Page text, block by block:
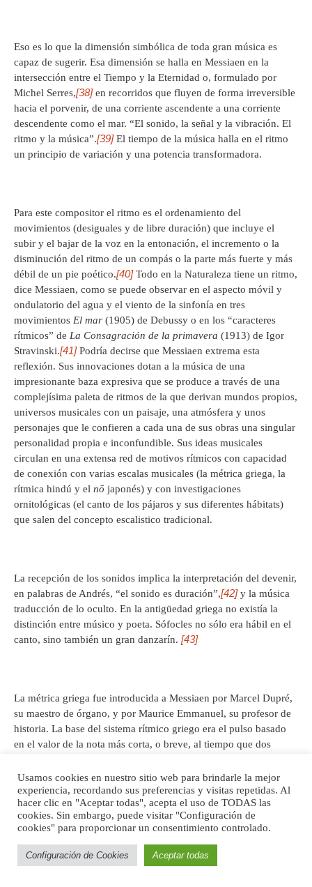
Eso es lo que la dimensión simbólica de toda gran música es
capaz de sugerir. Esa dimensión se halla en Messiaen en la
intersección entre el Tiempo y la Eternidad o, formulado por
Michel Serres,[38]en recorridos que fluyen de forma irreversible
hacia el porvenir, de una corriente ascendente a una corriente
descendente como el mar. “El sonido, la señal y la vibración. El
ritmo y la música”.[39]El tiempo de la música halla en el ritmo
un principio de variación y una potencia transformadora.
Para este compositor el ritmo es el ordenamiento del
movimientos (desiguales y de libre duración) que incluye el
subir y el bajar de la voz en la entonación, el incremento o la
disminución del ritmo de un compás o la parte más fuerte y más
débil de un pie poético.[40]Todo en la Naturaleza tiene un ritmo,
dice Messiaen, como se puede observar en el aspecto móvil y
ondulatorio del agua y el viento de la sinfonía en tres
movimientos El mar (1905) de Debussy o en los “caracteres
rítmicos” de La Consagración de la primavera (1913) de Igor
Stravinski.[41]Podría decirse que Messiaen extrema esta
reflexión. Sus innovaciones dotan a la música de una
impresionante baza expresiva que se produce a través de una
complejísima paleta de ritmos de la que derivan mundos propios,
universos musicales con un paisaje, una atmósfera y unos
personajes que le confieren a cada una de sus obras una singular
personalidad propia e inconfundible. Sus ideas musicales
circulan en una extensa red de motivos rítmicos con capacidad
de conexión con varias escalas musicales (la métrica griega, la
rítmica hindú y el nō japonés) y con investigaciones
ornitológicas (el canto de los pájaros y sus diferentes hábitats)
que salen del concepto escalistico tradicional.
La recepción de los sonidos implica la interpretación del devenir,
en palabras de Andrés, “el sonido es duración”,[42]y la música
traducción de lo oculto. En la antigüedad griega no existía la
distinción entre músico y poeta. Sófocles no sólo era hábil en el
canto, sino también un gran danzarín. [43]
La métrica griega fue introducida a Messiaen por Marcel Dupré,
su maestro de órgano, y por Maurice Emmanuel, su profesor de
historia. La base del sistema rítmico griego era el pulso basado
en el valor de la nota más corta, o breve, al tiempo que dos
obtenían pies métricos.[44]La métrica griega era cuantitativa, es
decir se fundamentaba en dos principios: en la repetición de un
determinado patrón de duración (nota larga o nota breve) y en la
cadencia de la poesía y la danza.
Usamos cookies en nuestro sitio web para brindarle la mejor
experiencia, recordando sus preferencias y visitas repetidas. Al
hacer clic en "Aceptar todas", acepta el uso de TODAS las
cookies. Sin embargo, puede visitar "Configuración de
cookies" para proporcionar un consentimiento controlado.
Configuración de Cookies Aceptar todas